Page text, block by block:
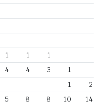
1 1
1
4 4 3
1
1
2
5 8 8 10
14